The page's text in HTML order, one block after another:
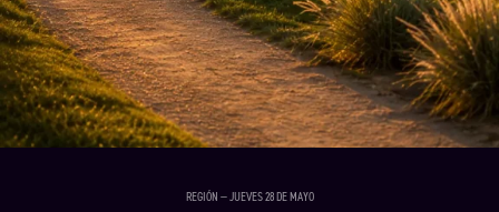
REGIÓN — JUEVES 28 DE MAYO